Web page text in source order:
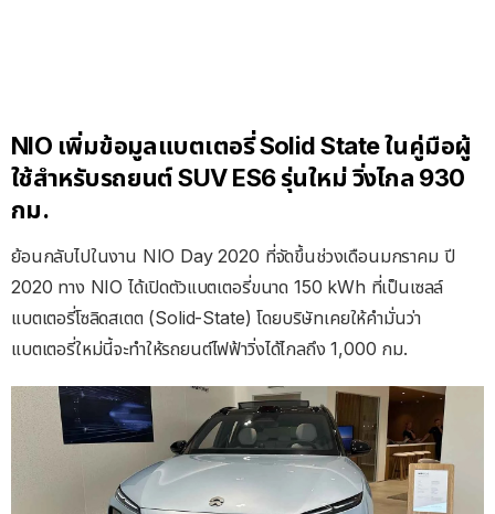
NIO เพิ่มข้อมูลแบตเตอรี่ Solid State ในคู่มือผู้
ใช้สำหรับรถยนต์ SUV ES6 รุ่นใหม่ วิ่งไกล 930
กม.
ย้อนกลับไปในงาน NIO Day 2020 ที่จัดขึ้นช่วงเดือนมกราคม ปี
2020 ทาง NIO ได้เปิดตัวแบตเตอรี่ขนาด 150 kWh ที่เป็นเซลล์
แบตเตอรี่โซลิดสเตต (Solid-State) โดยบริษัทเคยให้คำมั่นว่า
แบตเตอรี่ใหม่นี้จะทำให้รถยนต์ไฟฟ้าวิ่งได้ไกลถึง 1,000 กม.